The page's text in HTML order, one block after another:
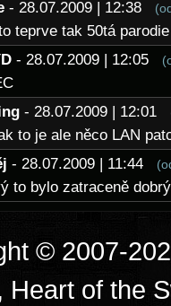
- 28.07.2009 | 12:38
teprve tak 50tá
- 28.07.2009 | 12:05
- 28.07.2009 | 12:01
to je ale něco LAN
- 28.07.2009 | 11:44
to bylo zatraceně
© 2007-
Heart of the